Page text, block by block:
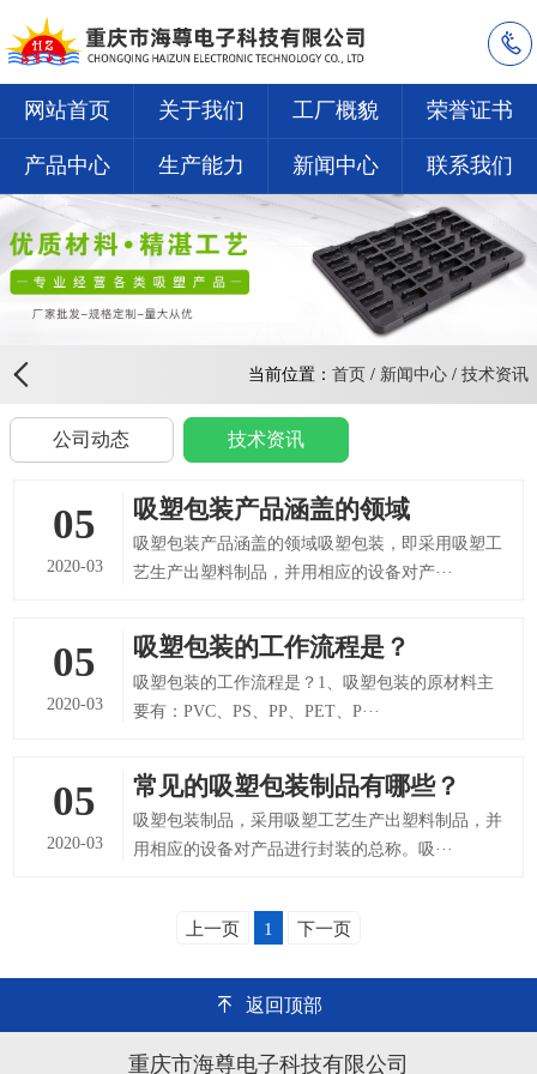
网站首页 关于我们 工厂概貌 荣誉证书
产品中心 生产能力 新闻中心 联系我们
当前位置： 首页 / 新闻中心 / 技术资讯
公司动态 技术资讯
05
2020-03
吸塑包装产品涵盖的领域
吸塑包装产品涵盖的领域吸塑包装，即采用吸塑工
艺生产出塑料制品，并用相应的设备对产···
05
2020-03
吸塑包装的工作流程是？
吸塑包装的工作流程是？1、吸塑包装的原材料主
要有：PVC、PS、PP、PET、P···
05
2020-03
常见的吸塑包装制品有哪些？
吸塑包装制品，采用吸塑工艺生产出塑料制品，并
用相应的设备对产品进行封装的总称。吸···
上一页 1 下一页
返回顶部
重庆市海尊电子科技有限公司